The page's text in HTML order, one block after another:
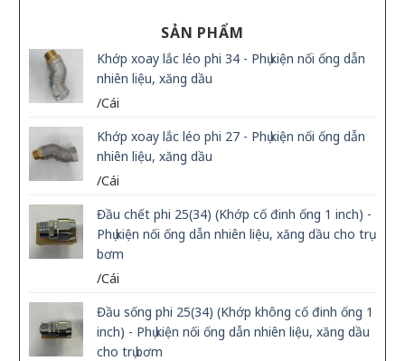
SẢN PHẨM
Khớp xoay lắc léo phi 34 - Phụ kiện nối ống dẫn
nhiên liệu, xăng dầu
/Cái
Khớp xoay lắc léo phi 27 - Phụ kiện nối ống dẫn
nhiên liệu, xăng dầu
/Cái
Đầu chết phi 25(34) (Khớp cố đinh ống 1 inch) -
Phụ kiện nối ống dẫn nhiên liệu, xăng dầu cho trụ
bơm
/Cái
Đầu sống phi 25(34) (Khớp không cố đinh ống 1
inch) - Phụ kiện nối ống dẫn nhiên liệu, xăng dầu
cho trụ bơm